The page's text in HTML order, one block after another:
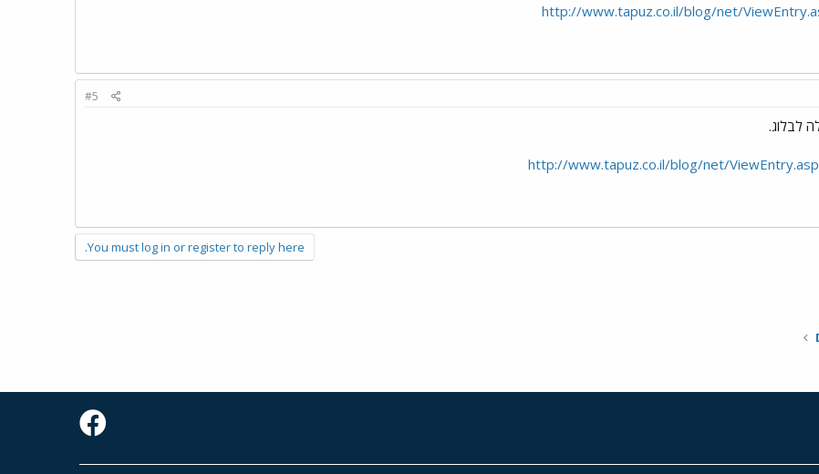
http://www.tapuz.co.il/blog/net/
#5
http://www.tapuz.co.il/blog/net/
You must log in or register to reply here.